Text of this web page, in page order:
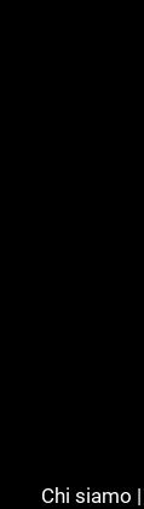
Chi siamo